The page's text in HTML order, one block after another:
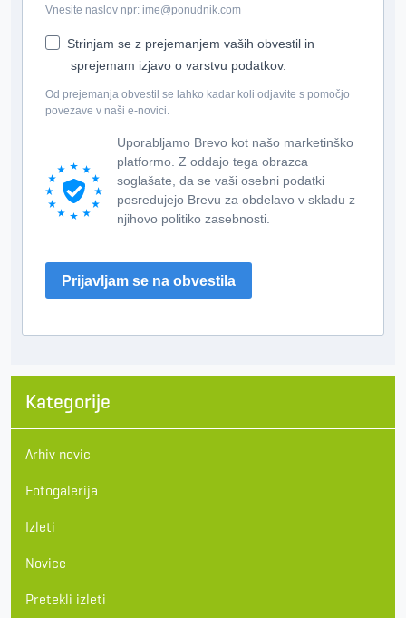
Vnesite naslov npr: ime@ponudnik.com
Strinjam se z prejemanjem vaših obvestil in
sprejemam izjavo o varstvu podatkov.
Od prejemanja obvestil se lahko kadar koli odjavite s pomočjo
povezave v naši e-novici.
Uporabljamo Brevo kot našo marketinško
platformo. Z oddajo tega obrazca
soglašate, da se vaši osebni podatki
posredujejo Brevu za obdelavo v skladu z
njihovo politiko zasebnosti.
Prijavljam se na obvestila
Kategorije
Arhiv novic
Fotogalerija
Izleti
Novice
Pretekli izleti